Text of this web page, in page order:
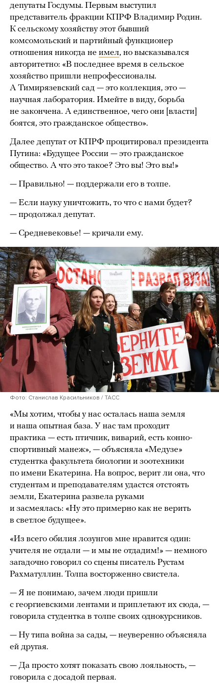
депутаты Госдумы. Первым выступил
представитель фракции КПРФ Владимир Родин.
К сельскому хозяйству этот бывший
комсомольский и партийный функционер
отношения никогда не имел, но высказывался
авторитетно: «В последнее время в сельское
хозяйство пришли непрофессионалы.
А Тимирязевский сад — это коллекция, это —
научная лаборатория. Имейте в виду, борьба
не закончена. А единственное, чего они [власти]
боятся, это гражданское общество».
Далее депутат от КПРФ процитировал президента
Путина: «Будущее России — это гражданское
общество. А что это такое? Это вы! Это вы!»
— Правильно! — поддержали его в толпе.
— Если науку уничтожить, то что с нами будет?
— продолжал депутат.
— Средневековье! — кричали ему.
Фото: Станислав Красильников / ТАСС
«Мы хотим, чтобы у нас осталась наша земля
и наша опытная база. У нас там проходит
практика — есть птичник, виварий, есть конно-
спортивный манеж», — объясняла «Медузе»
студентка факультета биологии и зоотехники
по имени Екатерина. На вопрос, верит ли она, что
студентам и преподавателям удастся отстоять
земли, Екатерина развела руками
и засмеялась: «Ну это примерно как не верить
в светлое будущее».
«Из всего обилия лозунгов мне нравится один:
учителя не отдали — и мы не отдадим!» — немного
загадочно говорил со сцены писатель Рустам
Рахматуллин. Толпа восторженно свистела.
— Я не понимаю, зачем люди пришли
с георгиевскими лентами и приплетают их сюда, —
говорила студентка в толпе своих однокурсников.
— Ну типа война за сады, — неуверенно объясняла
ей другая.
— Да просто хотят показать свою лояльность, —
говорила с досадой первая.